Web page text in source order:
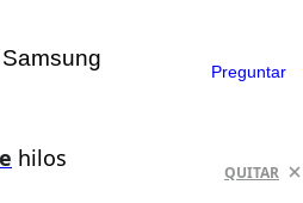
Preguntar
hilos
QUITAR